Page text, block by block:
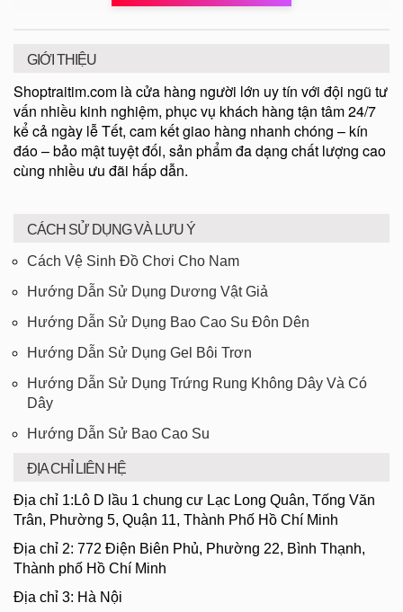
GIỚI THIỆU
Shoptraitim.com là cửa hàng người lớn uy tín với đội ngũ tư
vấn nhiều kinh nghiệm, phục vụ khách hàng tận tâm 24/7
kể cả ngày lễ Tết, cam kết giao hàng nhanh chóng – kín
đáo – bảo mật tuyệt đối, sản phẩm đa dạng chất lượng cao
cùng nhiều ưu đãi hấp dẫn.
CÁCH SỬ DỤNG VÀ LƯU Ý
Cách Vệ Sinh Đồ Chơi Cho Nam
Hướng Dẫn Sử Dụng Dương Vật Giả
Hướng Dẫn Sử Dụng Bao Cao Su Đôn Dên
Hướng Dẫn Sử Dụng Gel Bôi Trơn
Hướng Dẫn Sử Dụng Trứng Rung Không Dây Và Có
Dây
Hướng Dẫn Sử Bao Cao Su
ĐỊA CHỈ LIÊN HỆ
Địa chỉ 1:Lô D lầu 1 chung cư Lạc Long Quân, Tống Văn
Trân, Phường 5, Quận 11, Thành Phố Hồ Chí Minh
Địa chỉ 2: 772 Điện Biên Phủ, Phường 22, Bình Thạnh,
Thành phố Hồ Chí Minh
Địa chỉ 3: Hà Nội